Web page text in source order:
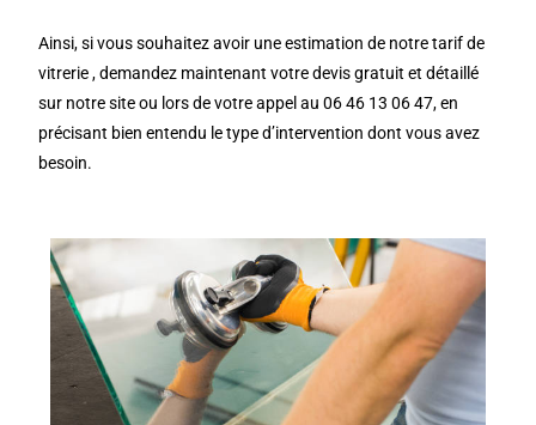
Ainsi, si vous souhaitez avoir une estimation de notre tarif de
vitrerie , demandez maintenant votre devis gratuit et détaillé
sur notre site ou lors de votre appel au 06 46 13 06 47, en
précisant bien entendu le type d’intervention dont vous avez
besoin.